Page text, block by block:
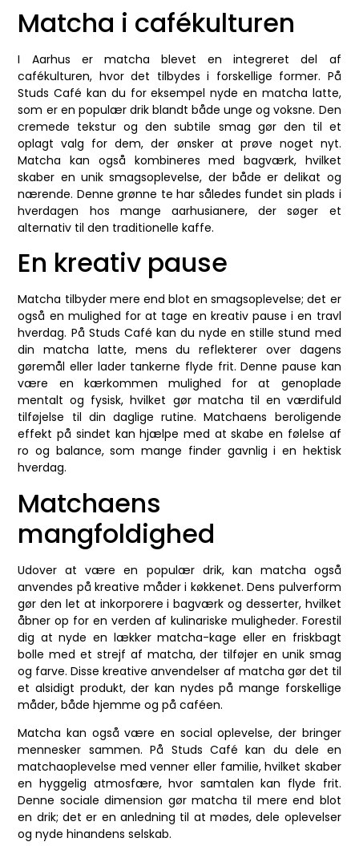
Matcha i cafékulturen
I Aarhus er matcha blevet en integreret del af
cafékulturen, hvor det tilbydes i forskellige former. På
Studs Café kan du for eksempel nyde en matcha latte,
som er en populær drik blandt både unge og voksne. Den
cremede tekstur og den subtile smag gør den til et
oplagt valg for dem, der ønsker at prøve noget nyt.
Matcha kan også kombineres med bagværk, hvilket
skaber en unik smagsoplevelse, der både er delikat og
nærende. Denne grønne te har således fundet sin plads i
hverdagen hos mange aarhusianere, der søger et
alternativ til den traditionelle kaffe.
En kreativ pause
Matcha tilbyder mere end blot en smagsoplevelse; det er
også en mulighed for at tage en kreativ pause i en travl
hverdag. På Studs Café kan du nyde en stille stund med
din matcha latte, mens du reflekterer over dagens
gøremål eller lader tankerne flyde frit. Denne pause kan
være en kærkommen mulighed for at genoplade
mentalt og fysisk, hvilket gør matcha til en værdifuld
tilføjelse til din daglige rutine. Matchaens beroligende
effekt på sindet kan hjælpe med at skabe en følelse af
ro og balance, som mange finder gavnlig i en hektisk
hverdag.
Matchaens
mangfoldighed
Udover at være en populær drik, kan matcha også
anvendes på kreative måder i køkkenet. Dens pulverform
gør den let at inkorporere i bagværk og desserter, hvilket
åbner op for en verden af kulinariske muligheder. Forestil
dig at nyde en lækker matcha-kage eller en friskbagt
bolle med et strejf af matcha, der tilføjer en unik smag
og farve. Disse kreative anvendelser af matcha gør det til
et alsidigt produkt, der kan nydes på mange forskellige
måder, både hjemme og på caféen.
Matcha kan også være en social oplevelse, der bringer
mennesker sammen. På Studs Café kan du dele en
matchaoplevelse med venner eller familie, hvilket skaber
en hyggelig atmosfære, hvor samtalen kan flyde frit.
Denne sociale dimension gør matcha til mere end blot
en drik; det er en anledning til at mødes, dele oplevelser
og nyde hinandens selskab.